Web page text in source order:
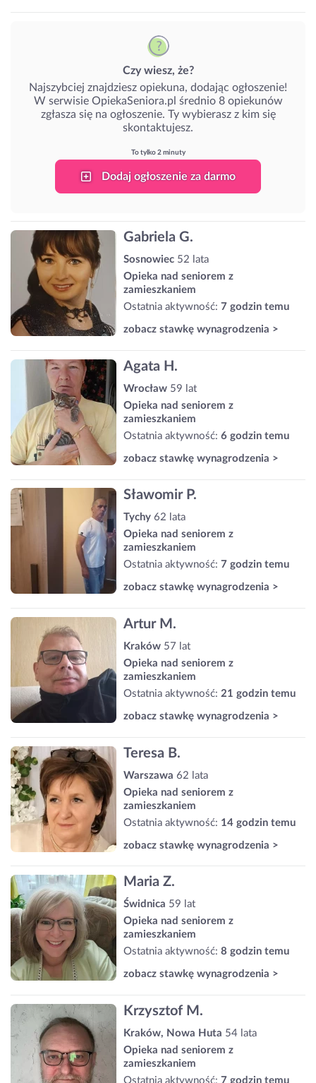
Czy wiesz, że?
Najszybciej znajdziesz opiekuna, dodając ogłoszenie!
W serwisie OpiekaSeniora.pl średnio 8 opiekunów
zgłasza się na ogłoszenie. Ty wybierasz z kim się
skontaktujesz.
To tylko 2 minuty
Dodaj ogłoszenie za darmo
Gabriela G.
Sosnowiec 52 lata
Opieka nad seniorem z
zamieszkaniem
Ostatnia aktywność: 7 godzin temu
zobacz stawkę wynagrodzenia >
Agata H.
Wrocław 59 lat
Opieka nad seniorem z
zamieszkaniem
Ostatnia aktywność: 6 godzin temu
zobacz stawkę wynagrodzenia >
Sławomir P.
Tychy 62 lata
Opieka nad seniorem z
zamieszkaniem
Ostatnia aktywność: 7 godzin temu
zobacz stawkę wynagrodzenia >
Artur M.
Kraków 57 lat
Opieka nad seniorem z
zamieszkaniem
Ostatnia aktywność: 21 godzin temu
zobacz stawkę wynagrodzenia >
Teresa B.
Warszawa 62 lata
Opieka nad seniorem z
zamieszkaniem
Ostatnia aktywność: 14 godzin temu
zobacz stawkę wynagrodzenia >
Maria Z.
Świdnica 59 lat
Opieka nad seniorem z
zamieszkaniem
Ostatnia aktywność: 8 godzin temu
zobacz stawkę wynagrodzenia >
Krzysztof M.
Kraków, Nowa Huta 54 lata
Opieka nad seniorem z
zamieszkaniem
Ostatnia aktywność: 7 godzin temu